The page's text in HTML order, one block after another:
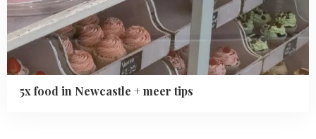
5x food in Newcastle + meer tips